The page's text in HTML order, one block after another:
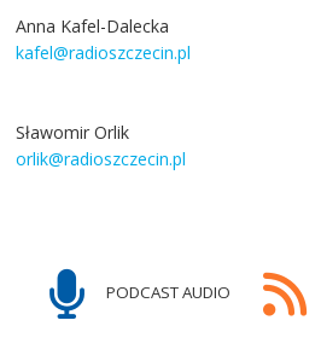
Anna Kafel-Dalecka
kafel@radioszczecin.pl
Sławomir Orlik
orlik@radioszczecin.pl
PODCAST AUDIO